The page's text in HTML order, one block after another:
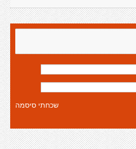
שכחתי סיסמה